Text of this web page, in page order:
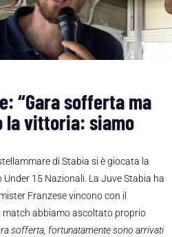
“Gara sofferta ma
la vittoria: siamo
di Stabia si è giocata la
15 Nazionali. La Juve Stabia ha
Franzese vincono con il
match abbiamo ascoltato proprio
sofferta, fortunatamente sono arrivati